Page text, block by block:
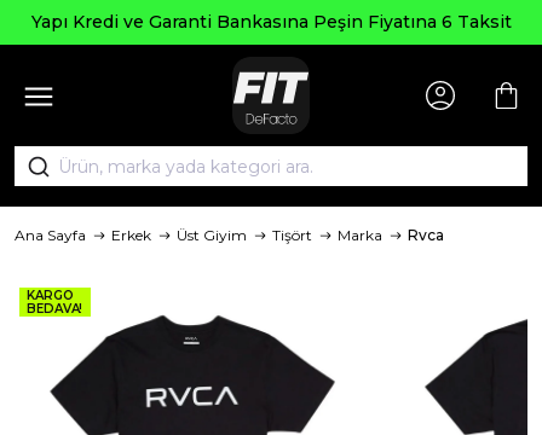
Yapı Kredi ve Garanti Bankasına Peşin Fiyatına 6 Taksit
Ana Sayfa Erkek Üst Giyim Tişört Marka Rvca
KARGO
BEDAVA!